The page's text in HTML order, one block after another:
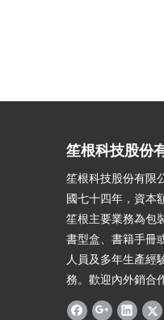
笙根科技股份
笙根科技股份有限
國七十四年，資本
笙根主要業務為包
書型盒、書籍手冊
人員及多年生產經
務。歡迎內外銷合